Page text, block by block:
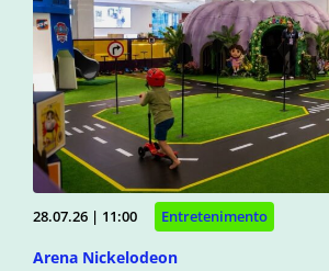
28.07.26 | 11:00 Entretenimento
Arena Nickelodeon